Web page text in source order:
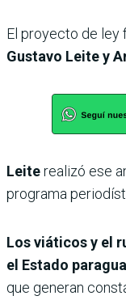
El proyecto de ley
Gustavo Leite y
Leiterealizó ese
programa
Los viáticos y el
el Estado
que generan